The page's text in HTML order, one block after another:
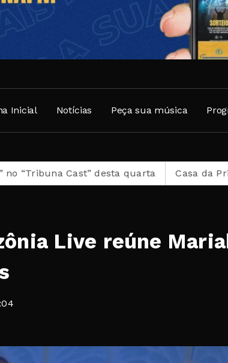
Inicial Notícias Peça sua música
desta quarta Casa da Princesa Isabel
Live reúne